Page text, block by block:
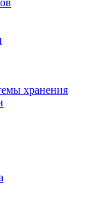
хранения